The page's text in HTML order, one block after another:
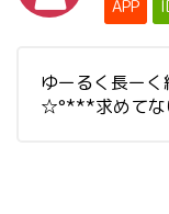
APP
ゆーるく長ー
☆°***求めてな